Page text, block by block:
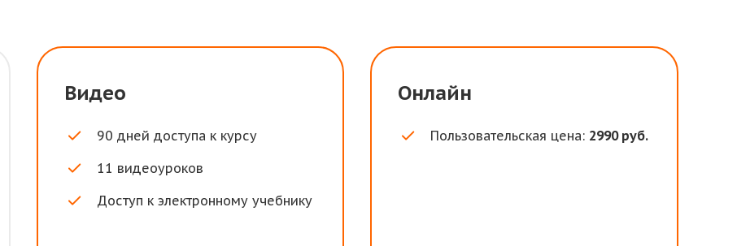
Видео
90 дней доступа к курсу
11 видеоуроков
Доступ к электронному учебнику
Онлайн
Пользовательская цена: 2990 руб.